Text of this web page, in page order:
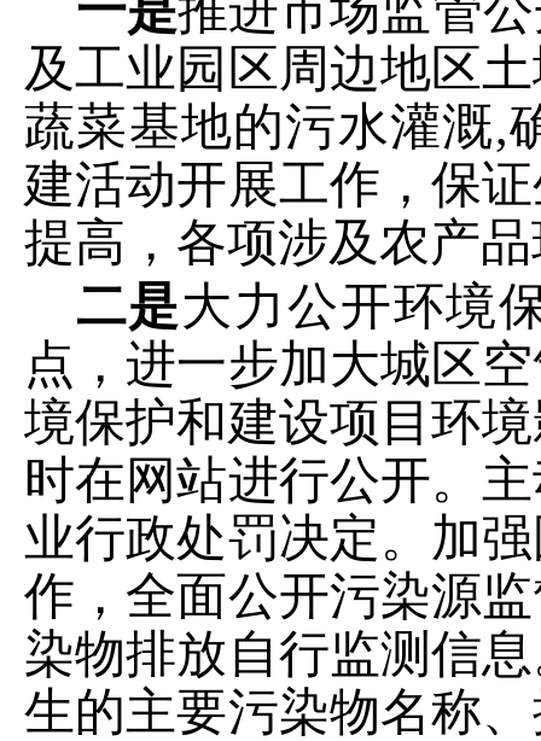
及工业园区周边地区
蔬菜基地的污水灌溉,
建活动开展工作，保
提高，各项涉及农产
二是大力公开环境
点，进一步加大城区
境保护和建设项目环
时在网站进行公开。
业行政处罚决定。加
作，全面公开污染源
染物排放自行监测信
生的主要污染物名称